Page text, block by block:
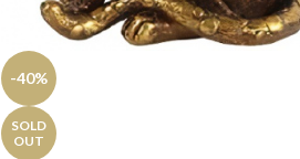
-40%
SOLD
OUT